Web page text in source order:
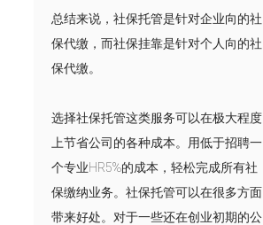
总结来说，社保托管是针对企业向的社
保代缴，而社保挂靠是针对个人向的社
保代缴。
选择社保托管这类服务可以在极大程度
上节省公司的各种成本。用低于招聘一
个专业HR5%的成本，轻松完成所有社
保缴纳业务。社保托管可以在很多方面
带来好处。对于一些还在创业初期的公